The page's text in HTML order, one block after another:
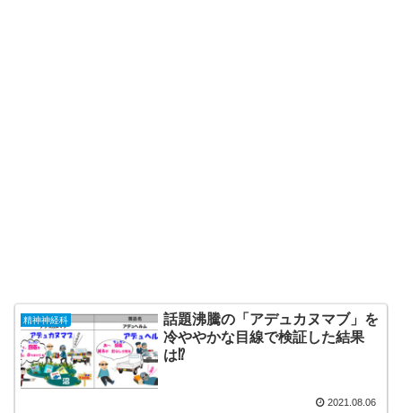
精神神経科
話題沸騰の「アデュカヌマブ」を
冷ややかな目線で検証した結果
は⁉
2021.08.06